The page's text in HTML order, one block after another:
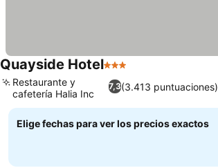
Quayside Hotel3 Estrellas
7,3(3.413 puntuaciones)
Restaurante y
cafetería Halia Inc
Elige fechas para ver los precios exactos